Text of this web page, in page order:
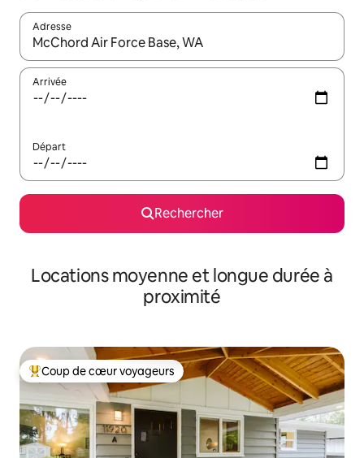
Adresse
Lorsque les résultats s'affichent, utilisez les flèches vers le
Arrivée
Départ
Rechercher
Locations moyenne et longue durée à
proximité
Coups de cœur voyageurs les plus appréciés
Coup de cœur voyageurs